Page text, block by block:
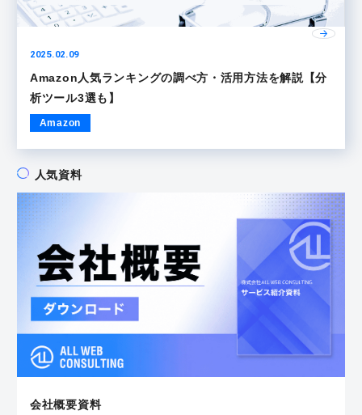
2025.02.09
Amazon人気ランキングの調べ方・活用方法を解説【分
析ツール3選も】
Amazon
人気資料
会社概要資料